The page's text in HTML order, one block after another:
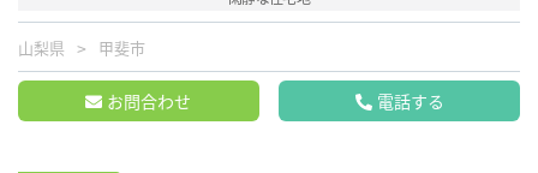
山梨県 甲斐市
お問合わせ 電話する